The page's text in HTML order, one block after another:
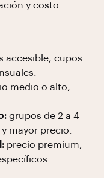
y costo
accesible, cupos
medio o alto,
grupos de 2 a 4
mayor precio.
precio premium,